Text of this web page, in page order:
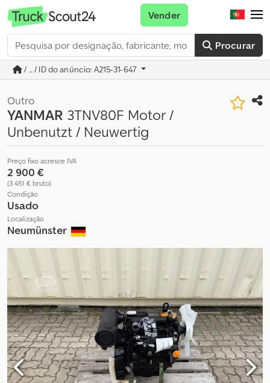
Procurar
Vender
/ ... / ID do anúncio: A215-31-647
Outro
YANMAR 3TNV80F Motor /
Unbenutzt / Neuwertig
Preço fixo acresce IVA
2 900 €
(3 451 € bruto)
Condição
Usado
Localização
Neumünster